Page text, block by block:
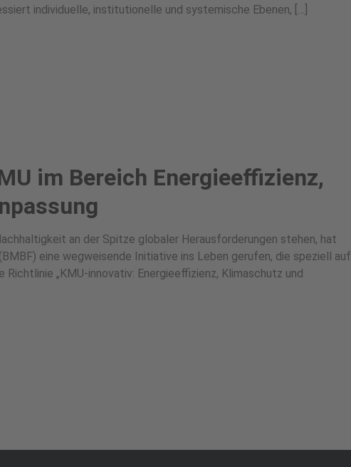
individuelle, institutionelle und systemische Ebenen, […]
im Bereich Energieeffizienz,
an der Spitze globaler Herausforderungen stehen, hat
eine wegweisende Initiative ins Leben gerufen, die speziell auf
„KMU-innovativ: Energieeffizienz, Klimaschutz und